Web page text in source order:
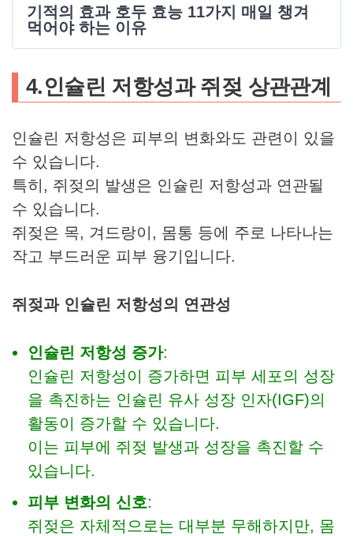
기적의 효과 호두 효능 11가지 매일 챙겨
먹어야 하는 이유
4.인슐린 저항성과 쥐젖 상관관계
인슐린 저항성은 피부의 변화와도 관련이 있을
수 있습니다.
특히, 쥐젖의 발생은 인슐린 저항성과 연관될
수 있습니다.
쥐젖은 목, 겨드랑이, 몸통 등에 주로 나타나는
작고 부드러운 피부 융기입니다.
쥐젖과 인슐린 저항성의 연관성
인슐린 저항성 증가:
인슐린 저항성이 증가하면 피부 세포의 성장
을 촉진하는 인슐린 유사 성장 인자(IGF)의
활동이 증가할 수 있습니다.
이는 피부에 쥐젖 발생과 성장을 촉진할 수
있습니다.
피부 변화의 신호:
쥐젖은 자체적으로는 대부분 무해하지만, 몸